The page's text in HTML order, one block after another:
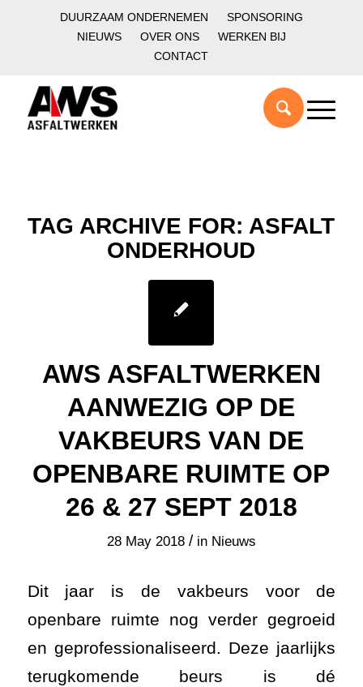
DUURZAAM ONDERNEMEN
SPONSORING
NIEUWS
OVER ONS
WERKEN BIJ
CONTACT
TAG ARCHIVE FOR: ASFALT
ONDERHOUD
AWS ASFALTWERKEN
AANWEZIG OP DE
VAKBEURS VAN DE
OPENBARE RUIMTE OP
26 & 27 SEPT 2018
28 May 2018 / in Nieuws
Dit jaar is de vakbeurs voor de
openbare ruimte nog verder gegroeid
en geprofessionaliseerd. Deze jaarlijks
terugkomende beurs is dé